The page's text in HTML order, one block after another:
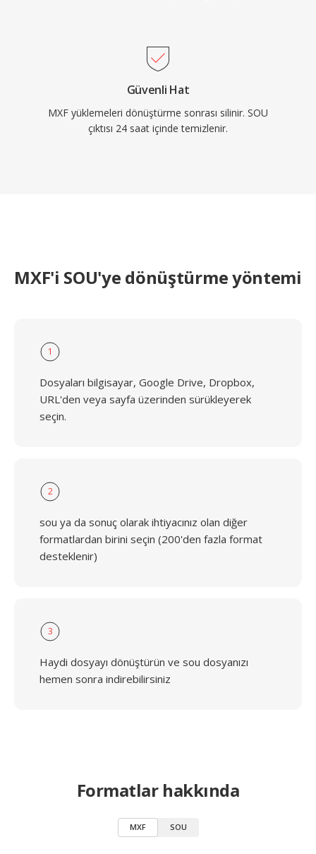
Güvenli Hat
MXF yüklemeleri dönüştürme sonrası silinir. SOU
çıktısı 24 saat içinde temizlenir.
MXF'i SOU'ye dönüştürme yöntemi
1
Dosyaları bilgisayar, Google Drive, Dropbox,
URL'den veya sayfa üzerinden sürükleyerek
seçin.
2
sou ya da sonuç olarak ihtiyacınız olan diğer
formatlardan birini seçin (200'den fazla format
desteklenir)
3
Haydi dosyayı dönüştürün ve sou dosyanızı
hemen sonra indirebilirsiniz
Formatlar hakkında
MXF SOU